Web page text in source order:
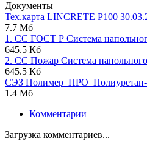
Документы
Тех.карта LINCRETE P100
7.7 Мб
1. СС ГОСТ Р Система
645.5 Кб
2. СС Пожар Система
645.5 Кб
СЭЗ Полимер_ПРО_Полиуретан-
1.4 Мб
Комментарии
Загрузка комментариев...